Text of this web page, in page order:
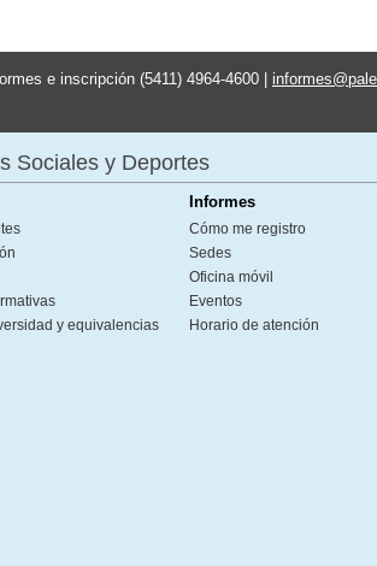
e inscripción (5411) 4964-4600 |
Sociales y Deportes
y equivalencias
Informes
Cómo me registro
Sedes
Oficina móvil
Eventos
Horario de atención